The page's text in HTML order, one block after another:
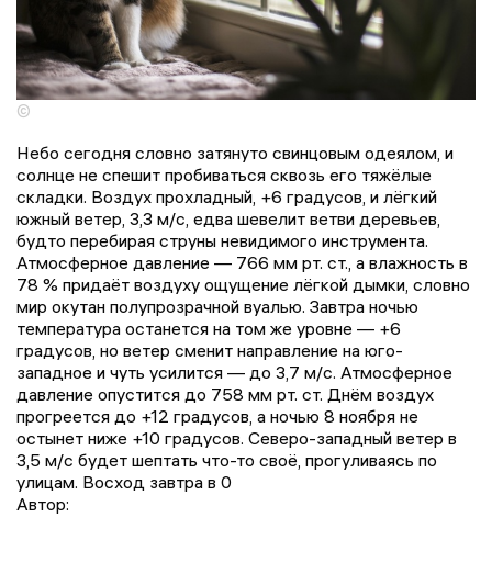
©
Небо сегодня словно затянуто свинцовым одеялом, и
солнце не спешит пробиваться сквозь его тяжёлые
складки. Воздух прохладный, +6 градусов, и лёгкий
южный ветер, 3,3 м/с, едва шевелит ветви деревьев,
будто перебирая струны невидимого инструмента.
Атмосферное давление — 766 мм рт. ст., а влажность в
78 % придаёт воздуху ощущение лёгкой дымки, словно
мир окутан полупрозрачной вуалью. Завтра ночью
температура останется на том же уровне — +6
градусов, но ветер сменит направление на юго-
западное и чуть усилится — до 3,7 м/с. Атмосферное
давление опустится до 758 мм рт. ст. Днём воздух
прогреется до +12 градусов, а ночью 8 ноября не
остынет ниже +10 градусов. Северо-западный ветер в
3,5 м/с будет шептать что-то своё, прогуливаясь по
улицам. Восход завтра в 0
Автор: